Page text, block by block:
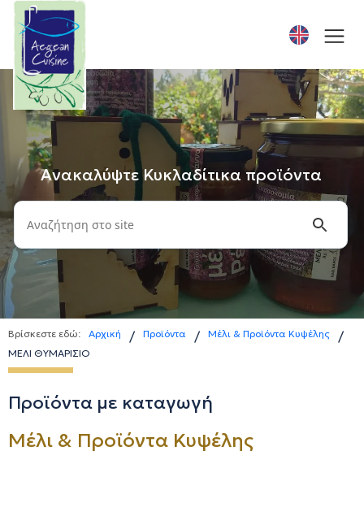
Ανακαλύψτε Κυκλαδίτικα προϊόντα
Βρίσκεστε εδώ: Αρχική / Προϊόντα / Μέλι & Προϊόντα Κυψέλης /
ΜΕΛΙ ΘΥΜΑΡΙΣΙΟ
Προϊόντα με καταγωγή
Μέλι & Προϊόντα Κυψέλης